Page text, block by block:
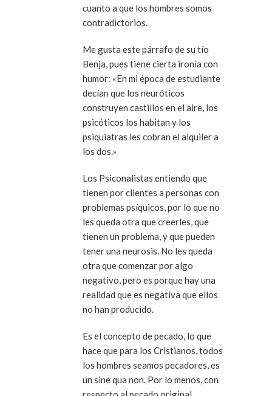
cuanto a que los hombres somos
contradictorios.
Me gusta este párrafo de su tío
Benja, pues tiene cierta ironía con
humor: «En mi época de estudiante
decían que los neuróticos
construyen castillos en el aire, los
psicóticos los habitan y los
psiquiatras les cobran el alquiler a
los dos.»
Los Psiconalistas entiendo que
tienen por clientes a personas con
problemas psíquicos, por lo que no
les queda otra que creerles, que
tienen un problema, y que pueden
tener una neurosis. No les queda
otra que comenzar por algo
negativo, pero es porque hay una
realidad que es negativa que ellos
no han producido.
Es el concepto de pecado, lo que
hace que para los Cristianos, todos
los hombres seamos pecadores, es
un sine qua non. Por lo menos, con